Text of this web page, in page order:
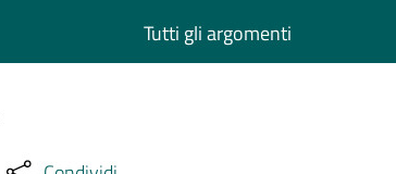
Tutti gli argomenti